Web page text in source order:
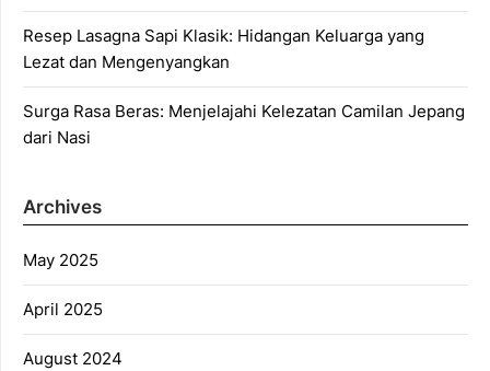
Resep Lasagna Sapi Klasik: Hidangan Keluarga yang
Lezat dan Mengenyangkan
Surga Rasa Beras: Menjelajahi Kelezatan Camilan Jepang
dari Nasi
Archives
May 2025
April 2025
August 2024